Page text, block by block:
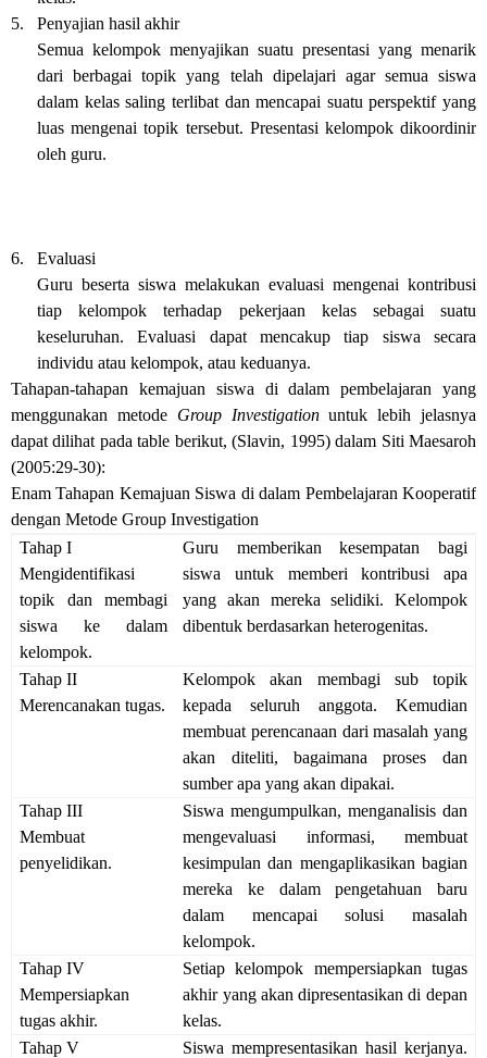
5.
Penyajian hasil akhir
Semua kelompok menyajikan suatu presentasi yang menarik
dari berbagai topik yang telah dipelajari agar semua siswa
dalam kelas saling terlibat dan mencapai suatu perspektif yang
luas mengenai topik tersebut. Presentasi kelompok dikoordinir
oleh guru.
6.
Evaluasi
Guru beserta siswa melakukan evaluasi mengenai kontribusi
tiap kelompok terhadap pekerjaan kelas sebagai suatu
keseluruhan. Evaluasi dapat mencakup tiap siswa secara
individu atau kelompok, atau keduanya.
Tahapan-tahapan kemajuan siswa di dalam pembelajaran yang
menggunakan metode Group Investigationuntuk lebih jelasnya
dapat dilihat pada table berikut, (Slavin, 1995) dalam Siti Maesaroh
(2005:29-30):
Enam Tahapan Kemajuan Siswa di dalam Pembelajaran Kooperatif
dengan Metode Group Investigation
Tahap I
Mengidentifikasi
topik dan membagi
siswa ke dalam
kelompok.
Guru memberikan kesempatan bagi
siswa untuk memberi kontribusi apa
yang akan mereka selidiki. Kelompok
dibentuk berdasarkan heterogenitas.
Tahap II
Merencanakan tugas.
Kelompok akan membagi sub topik
kepada seluruh anggota. Kemudian
membuat perencanaan dari masalah yang
akan diteliti, bagaimana proses dan
sumber apa yang akan dipakai.
Tahap III
Membuat
penyelidikan.
Siswa mengumpulkan, menganalisis dan
mengevaluasi informasi, membuat
kesimpulan dan mengaplikasikan bagian
mereka ke dalam pengetahuan baru
dalam mencapai solusi masalah
kelompok.
Tahap IV
Mempersiapkan
tugas akhir.
Setiap kelompok mempersiapkan tugas
akhir yang akan dipresentasikan di depan
kelas.
Tahap V
Siswa mempresentasikan hasil kerjanya.